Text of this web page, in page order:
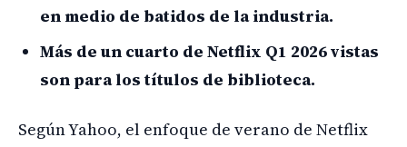
en medio de batidos de la industria.
Más de un cuarto de Netflix Q1 2026 vistas
son para los títulos de biblioteca.
Según Yahoo, el enfoque de verano de Netflix